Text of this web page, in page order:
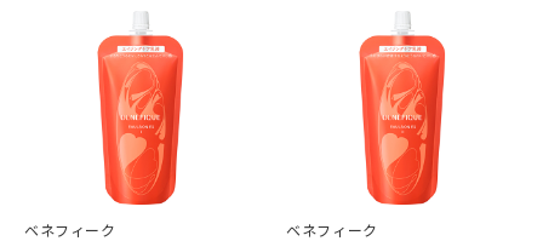
ベネフィーク ベネフィーク